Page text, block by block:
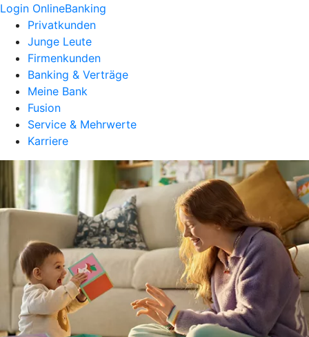
Login OnlineBanking
Privatkunden
Junge Leute
Firmenkunden
Banking & Verträge
Meine Bank
Fusion
Service & Mehrwerte
Karriere